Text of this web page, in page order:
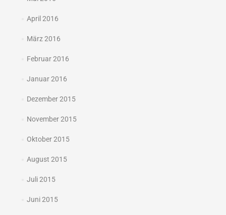
April 2016
März 2016
Februar 2016
Januar 2016
Dezember 2015
November 2015
Oktober 2015
August 2015
Juli 2015
Juni 2015